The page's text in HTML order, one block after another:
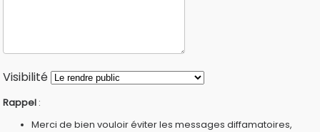
Visibilité
Rappel :
Merci de bien vouloir éviter les messages diffamatoires,